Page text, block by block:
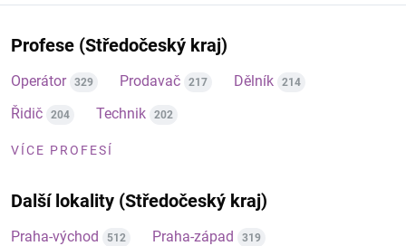
Profese (Středočeský kraj)
Operátor 329 Prodavač 217 Dělník 214
Řidič 204 Technik 202
VÍCE PROFESÍ
Další lokality (Středočeský kraj)
Praha-východ 512 Praha-západ 319